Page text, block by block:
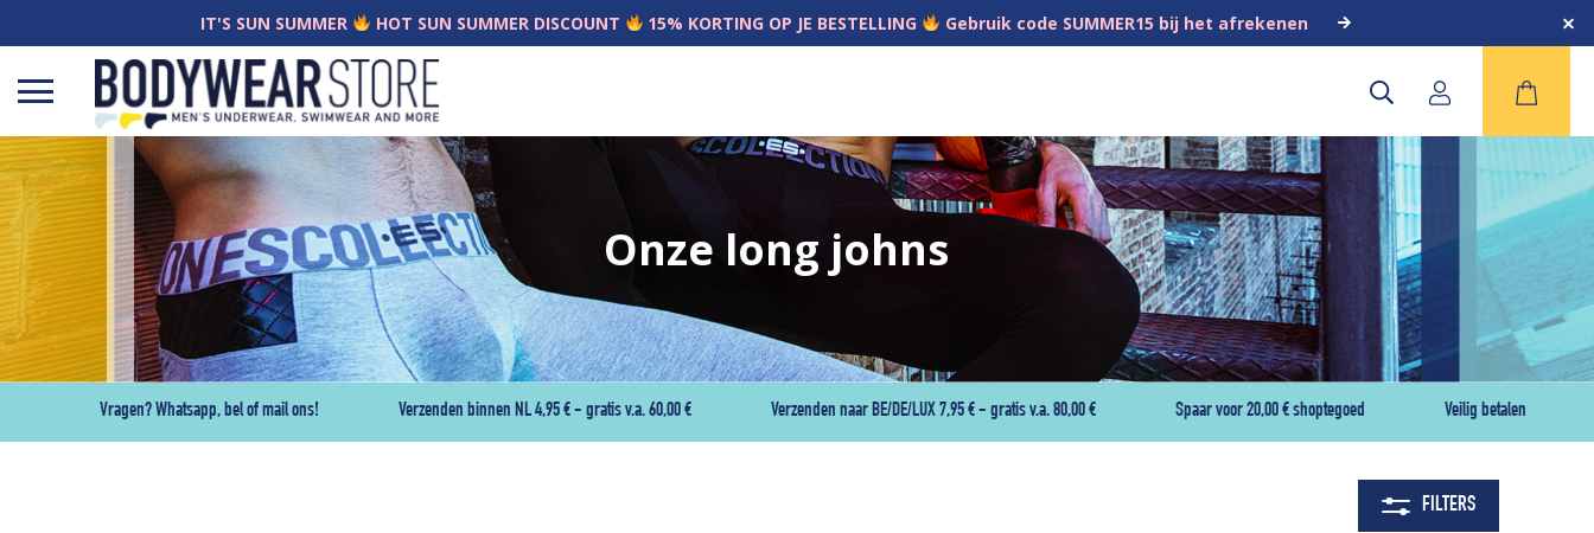
IT'S SUN SUMMER HOT SUN SUMMER DISCOUNT 15% KORTING OP JE BESTELLING Gebruik code SUMMER15 bij het afrekenen
Open
Onze long johns
Vragen? Whatsapp, bel of mail ons! Verzenden binnen NL 4,95 € - gratis v.a. 60,00 € Verzenden naar BE/DE/LUX 7,95 € - gratis v.a. 80,00 € Spaar voor 20,00 € shoptegoed Veilig betalen
FILTERS